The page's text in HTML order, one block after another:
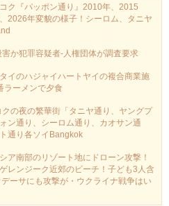
ク『パッポン通り』2010年、2015
2026年変貌の様子！シーロム、タニヤ
か犯罪容疑者-人権団体が調査要求
イのハジャイハートヤイの複合商業施
ラーメンで夕食
クの夜の繁華街「タニヤ通り、ヤングプ
ン通り、シーロム通り、カオサン通
通り各ソイBangkok
ア南部のリゾート地にドローン攻撃！
レンジーク近郊のビーチ！子ども3人含
ーサにも攻撃が・ウクライナ戦争はい